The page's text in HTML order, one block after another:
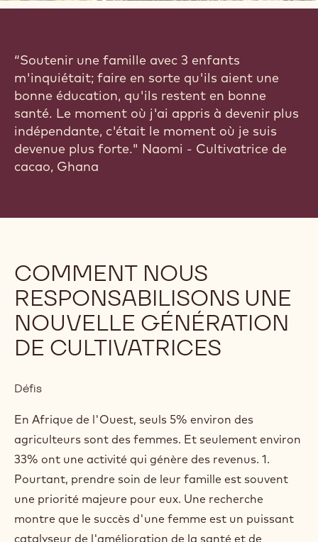
bonne éducation, qu'ils restent en bonne
santé. Le moment où j'ai appris à devenir plus
indépendante, c'était le moment où je suis
devenue plus forte." Naomi - Cultivatrice de
cacao, Ghana
COMMENT NOUS
RESPONSABILISONS UNE
NOUVELLE GÉNÉRATION
DE CULTIVATRICES